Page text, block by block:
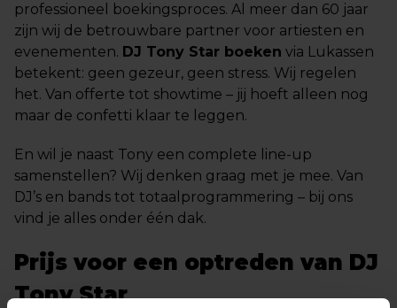
professioneel boekingsproces. Al meer dan 60 jaar
zijn wij de betrouwbare partner voor artiesten en
evenementen. DJ Tony Star boeken via Lukassen
betekent: geen gezeur, geen stress. Wij regelen
het. Van offerte tot showtime – jij hoeft alleen nog
maar de confetti klaar te leggen.
En wil je naast Tony een complete line-up
samenstellen? Wij denken graag met je mee. Van
DJ’s en bands tot totaalprogrammering – bij ons
vind je alles onder één dak.
Prijs voor een optreden van DJ
Tony Star